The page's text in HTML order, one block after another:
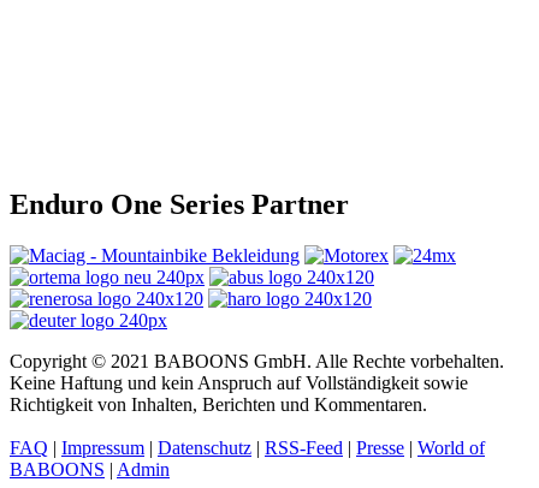
Enduro One Series Partner
Copyright © 2021 BABOONS GmbH. Alle Rechte vorbehalten.
Keine Haftung und kein Anspruch auf Vollständigkeit sowie
Richtigkeit von Inhalten, Berichten und Kommentaren.
FAQ | Impressum | Datenschutz | RSS-Feed | Presse | World of
BABOONS | Admin